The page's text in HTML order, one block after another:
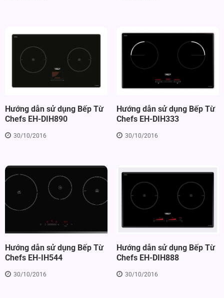
Hướng dẫn sử dụng Bếp Từ
Chefs EH-DIH890
30/10/2016
Hướng dẫn sử dụng Bếp Từ
Chefs EH-DIH333
30/10/2016
Hướng dẫn sử dụng Bếp Từ
Chefs EH-IH544
30/10/2016
Hướng dẫn sử dụng Bếp Từ
Chefs EH-DIH888
30/10/2016